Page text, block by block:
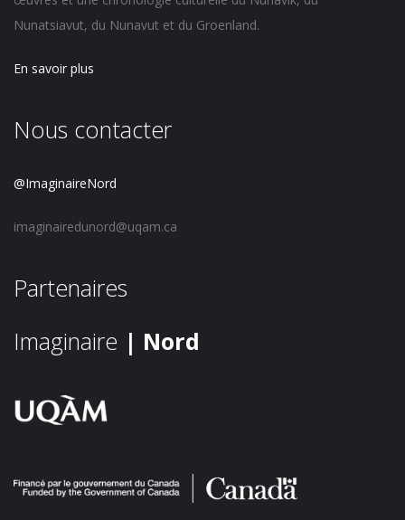
Nunatsiavut, du Nunavut et du Groenland.
En savoir plus
Nous contacter
@ImaginaireNord
imaginairedunord@uqam.ca
Partenaires
Imaginaire | Nord